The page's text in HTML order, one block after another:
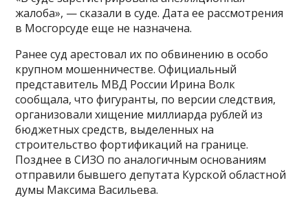
жалоба», — сказали в суде. Дата ее рассмотрения
в Мосгорсуде еще не назначена.
Ранее суд арестовал их по обвинению в особо
крупном мошенничестве. Официальный
представитель МВД России Ирина Волк
сообщала, что фигуранты, по версии следствия,
организовали хищение миллиарда рублей из
бюджетных средств, выделенных на
строительство фортификаций на границе.
Позднее в СИЗО по аналогичным основаниям
отправили бывшего депутата Курской областной
думы Максима Васильева.